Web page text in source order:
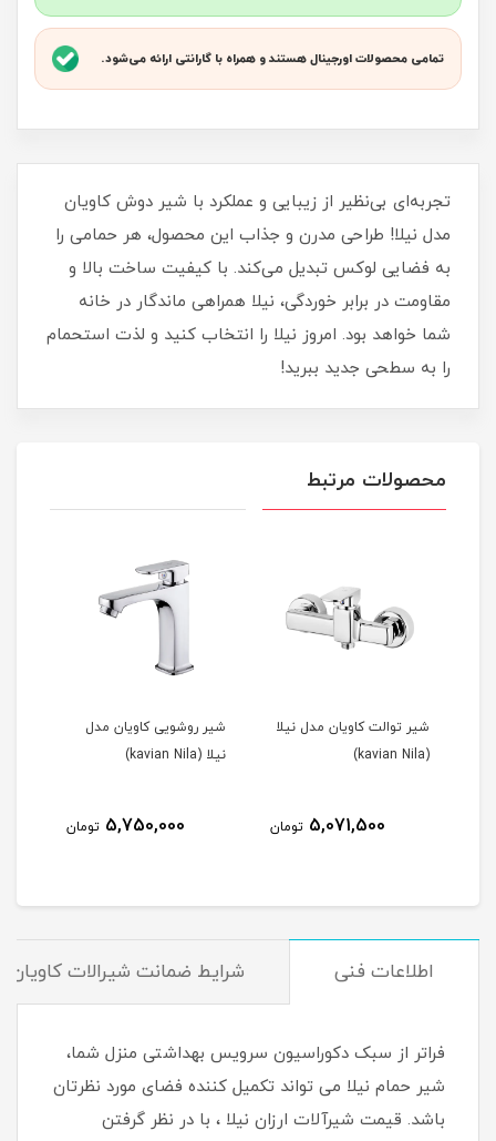
تمامی محصولات اورجینال هستند و همراه با گارانتی ارائه می‌شود.
تجربه‌ای بی‌نظیر از زیبایی و عملکرد با شیر دوش کاویان
مدل نیلا! طراحی مدرن و جذاب این محصول، هر حمامی را
به فضایی لوکس تبدیل می‌کند. با کیفیت ساخت بالا و
مقاومت در برابر خوردگی، نیلا همراهی ماندگار در خانه
شما خواهد بود. امروز نیلا را انتخاب کنید و لذت استحمام
را به سطحی جدید ببرید!
محصولات مرتبط
شیر توالت کاویان مدل نیلا
(kavian Nila)
5,071,500 تومان
شیر روشویی کاویان مدل
نیلا (kavian Nila)
5,750,000 تومان
اطلاعات فنی شرایط ضمانت شیرالات کاویان
فراتر از سبک دکوراسیون سرویس بهداشتی منزل شما،
شیر حمام نیلا می تواند تکمیل کننده فضای مورد نظرتان
باشد. قیمت شیرآلات ارزان نیلا ، با در نظر گرفتن